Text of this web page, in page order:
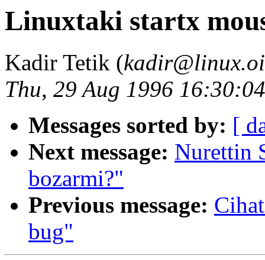
Linuxtaki startx
Kadir Tetik (
Thu, 29 Aug 1996
Messages sorted by: [
Next message: Nurettin
bozarmi?"
Previous message:
bug"